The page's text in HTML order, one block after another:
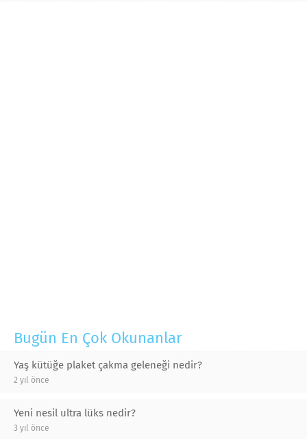
Bugün En Çok Okunanlar
Yaş kütüğe plaket çakma geleneği nedir?
2 yıl önce
Yeni nesil ultra lüks nedir?
3 yıl önce